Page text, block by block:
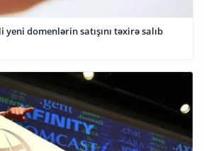
yeni domenlərin satışını təxirə salıb